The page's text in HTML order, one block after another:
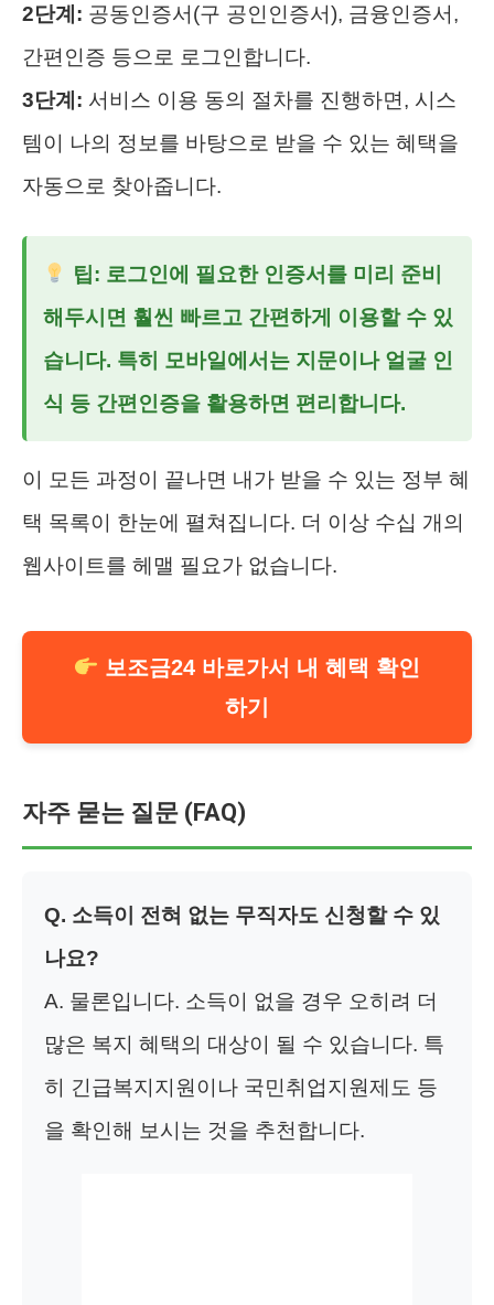
2단계: 공동인증서(구 공인인증서), 금융인증서,
간편인증 등으로 로그인합니다.
3단계: 서비스 이용 동의 절차를 진행하면, 시스
템이 나의 정보를 바탕으로 받을 수 있는 혜택을
자동으로 찾아줍니다.
팁: 로그인에 필요한 인증서를 미리 준비
해두시면 훨씬 빠르고 간편하게 이용할 수 있
습니다. 특히 모바일에서는 지문이나 얼굴 인
식 등 간편인증을 활용하면 편리합니다.
이 모든 과정이 끝나면 내가 받을 수 있는 정부 혜
택 목록이 한눈에 펼쳐집니다. 더 이상 수십 개의
웹사이트를 헤맬 필요가 없습니다.
보조금24 바로가서 내 혜택 확인
하기
자주 묻는 질문 (FAQ)
Q. 소득이 전혀 없는 무직자도 신청할 수 있
나요?
A. 물론입니다. 소득이 없을 경우 오히려 더
많은 복지 혜택의 대상이 될 수 있습니다. 특
히 긴급복지지원이나 국민취업지원제도 등
을 확인해 보시는 것을 추천합니다.